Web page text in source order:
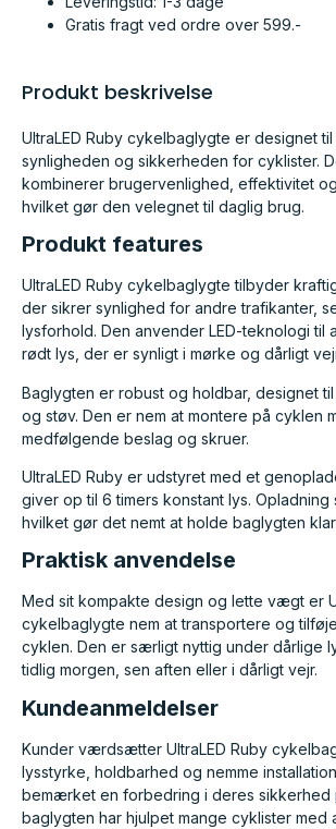
Gratis fragt ved ordre over 599.-
Produkt beskrivelse
UltraLED Ruby cykelbaglygte er designet
synligheden og sikkerheden for cyklister.
kombinerer brugervenlighed, effektivitet
hvilket gør den velegnet til daglig brug.
Produkt features
UltraLED Ruby cykelbaglygte tilbyder
der sikrer synlighed for andre trafikanter,
lysforhold. Den anvender LED-teknologi til
rødt lys, der er synligt i mørke og dårligt
Baglygten er robust og holdbar, designet
og støv. Den er nem at montere på cyklen
medfølgende beslag og skruer.
UltraLED Ruby er udstyret med et
giver op til 6 timers konstant lys. Opladning
hvilket gør det nemt at holde baglygten
Praktisk anvendelse
Med sit kompakte design og lette vægt er
cykelbaglygte nem at transportere og
cyklen. Den er særligt nyttig under dårlige
tidlig morgen, sen aften eller i dårligt vejr.
Kundeanmeldelser
Kunder værdsætter UltraLED Ruby
lysstyrke, holdbarhed og nemme
bemærket en forbedring i deres sikkerhed
baglygten har hjulpet mange cyklister med